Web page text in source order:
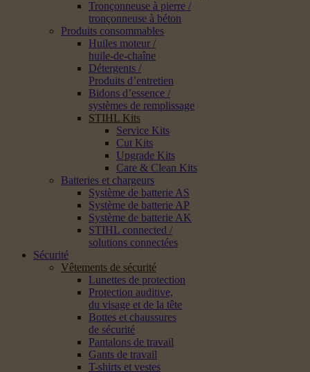
Tronçonneuse à pierre /
tronçonneuse à béton
Produits consommables
Huiles moteur /
huile-de-chaîne
Détergents /
Produits d’entretien
Bidons d’essence /
systèmes de remplissage
STIHL Kits
Service Kits
Cut Kits
Upgrade Kits
Care & Clean Kits
Batteries et chargeurs
Système de batterie AS
Système de batterie AP
Système de batterie AK
STIHL connected /
solutions connectées
Sécurité
Vêtements de sécurité
Lunettes de protection
Protection auditive,
du visage et de la tête
Bottes et chaussures
de sécurité
Pantalons de travail
Gants de travail
T-shirts et vestes